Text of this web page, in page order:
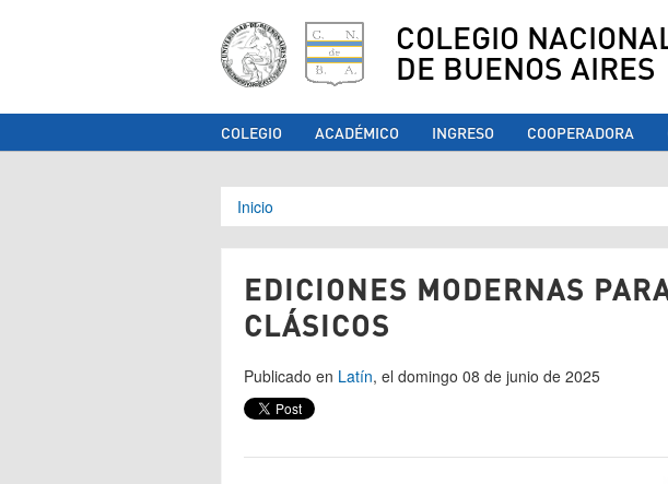
COLEGIO
DE BUENOS AIRES
COLEGIO ACADÉMICO INGRESO COOPERADORA
Se encuentra usted aquí
Inicio
EDICIONES MODERNAS
CLÁSICOS
Publicado en Latín, el domingo 08 de junio de 2025